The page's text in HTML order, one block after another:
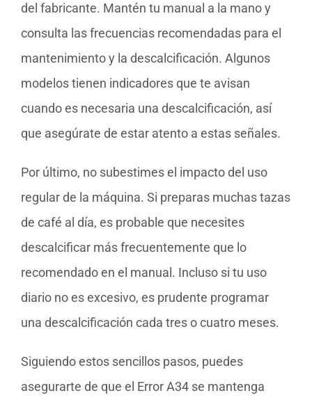
del fabricante. Mantén tu manual a la mano y
consulta las frecuencias recomendadas para el
mantenimiento y la descalcificación. Algunos
modelos tienen indicadores que te avisan
cuando es necesaria una descalcificación, así
que asegúrate de estar atento a estas señales.
Por último, no subestimes el impacto del uso
regular de la máquina. Si preparas muchas tazas
de café al día, es probable que necesites
descalcificar más frecuentemente que lo
recomendado en el manual. Incluso si tu uso
diario no es excesivo, es prudente programar
una descalcificación cada tres o cuatro meses.
Siguiendo estos sencillos pasos, puedes
asegurarte de que el Error A34 se mantenga